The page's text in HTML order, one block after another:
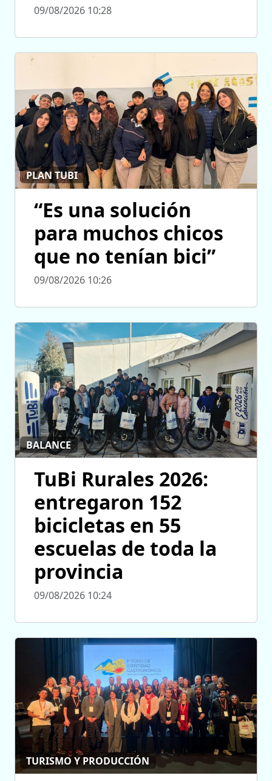
09/08/2026 10:28
PLAN TUBI
“Es una solución
para muchos chicos
que no tenían bici”
09/08/2026 10:26
BALANCE
TuBi Rurales 2026:
entregaron 152
bicicletas en 55
escuelas de toda la
provincia
09/08/2026 10:24
TURISMO Y PRODUCCIÓN